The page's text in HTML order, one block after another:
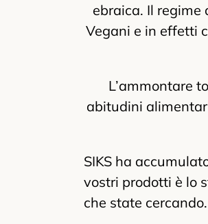
ebraica. Il regime
Vegani e in effetti
L’ammontare
abitudini
SIKS ha
vostri prodotti è lo
che state cercando.